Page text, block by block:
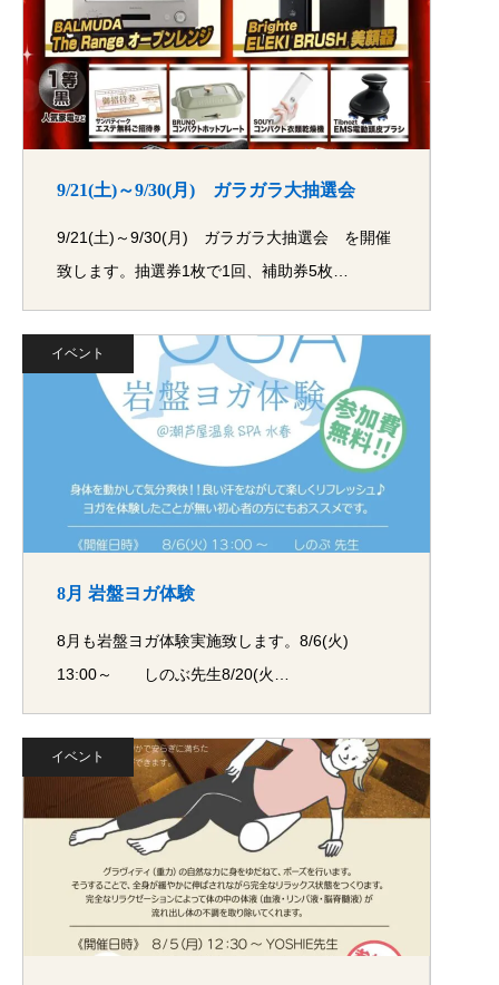
9/21(土)～9/30(月) ガラガラ大抽選会
9/21(土)～9/30(月) ガラガラ大抽選会 を開催
致します。抽選券1枚で1回、補助券5枚…
イベント
8月 岩盤ヨガ体験
8月も岩盤ヨガ体験実施致します。8/6(火)
13:00～ しのぶ先生8/20(火…
イベント